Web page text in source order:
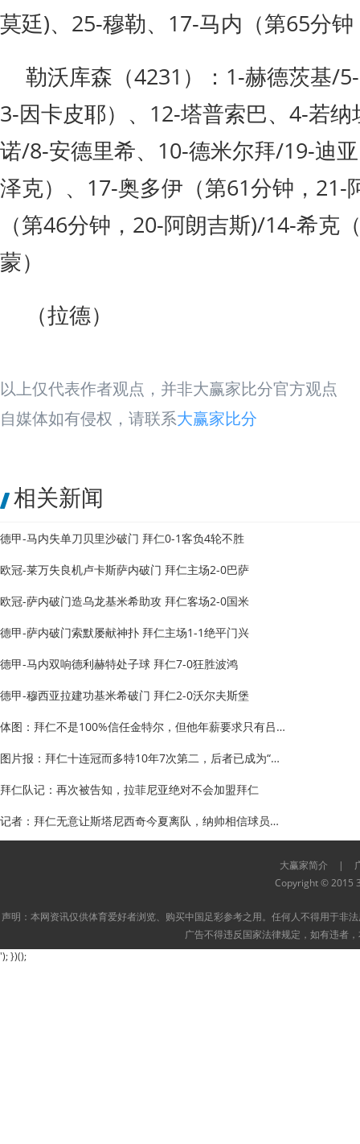
莫廷)、25-穆勒、17-马内（第65分
勒沃库森（4231）：1-赫德茨基/
3-因卡皮耶）、12-塔普索巴、4-若
诺/8-安德里希、10-德米尔拜/19-迪
泽克）、17-奥多伊（第61分钟，21-
（第46分钟，20-阿朗吉斯)/14-希克
蒙）
（拉德）
以上仅代表作者观点，并非大赢家比分官方观点
自媒体如有侵权，请联系大赢家比分
相关新闻
德甲-马内失单刀贝里沙破门 拜仁0-1客负4轮不胜
欧冠-莱万失良机卢卡斯萨内破门 拜仁主场2-0巴萨
欧冠-萨内破门造乌龙基米希助攻 拜仁客场2-0国米
德甲-萨内破门索默屡献神扑 拜仁主场1-1绝平门兴
德甲-马内双响德利赫特处子球 拜仁7-0狂胜波鸿
德甲-穆西亚拉建功基米希破门 拜仁2-0沃尔夫斯堡
体图：拜仁不是100%信任金特尔，但他年薪要求只有吕迪格一半
图片报：拜仁十连冠而多特10年7次第二，后者已成为“亚”特
拜仁队记：再次被告知，拉菲尼亚绝对不会加盟拜仁
记者：拜仁无意让斯塔尼西奇今夏离队，纳帅相信球员的实力
大赢家简介 |
Copyright © 2015
声明：本网资讯仅供体育爱好者浏览、购买中国足彩参考之用。任何人不得用于非
广告不得违反国家法律规定，如有违者
'); })();